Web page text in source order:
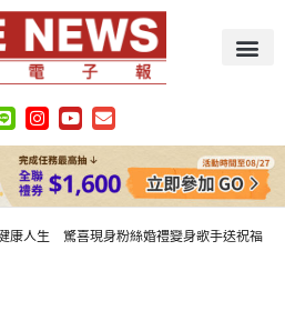
康人生 驚喜現身粉絲婚禮變身歌手送祝福